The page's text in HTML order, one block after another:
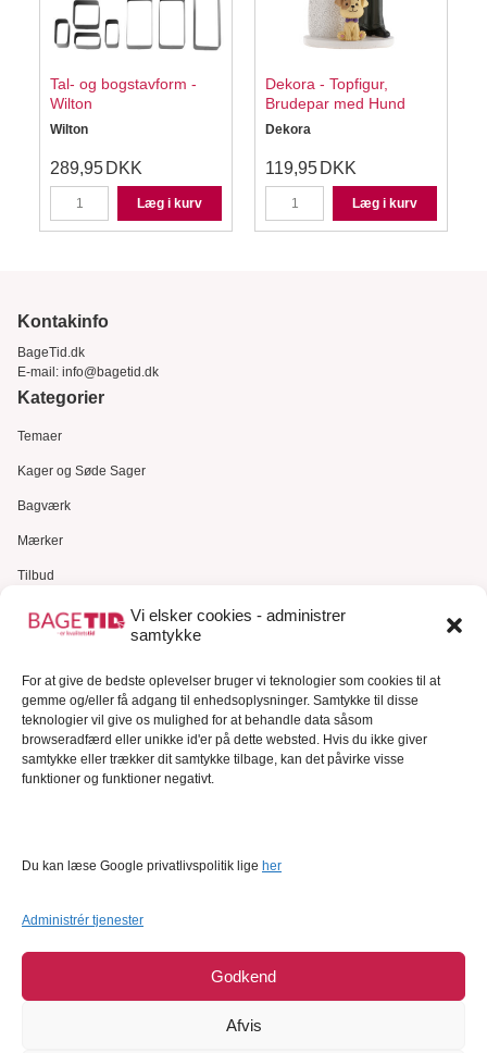
Vi elsker cookies - administrer
samtykke
For at give de bedste oplevelser bruger vi teknologier som cookies til at
gemme og/eller få adgang til enhedsoplysninger. Samtykke til disse
teknologier vil give os mulighed for at behandle data såsom
browseradfærd eller unikke id'er på dette websted. Hvis du ikke giver
samtykke eller trækker dit samtykke tilbage, kan det påvirke visse
funktioner og funktioner negativt.
Du kan læse Google privatlivspolitik lige her
Administrér tjenester
Godkend
Afvis
Tal- og bogstavform -
Wilton
Wilton
289,95 DKK
Læg i kurv
Dekora - Topfigur,
Brudepar med Hund
Dekora
119,95 DKK
Læg i kurv
Kontakinfo
BageTid.dk
E-mail: info@bagetid.dk
Kategorier
Temaer
Kager og Søde Sager
Bagværk
Mærker
Tilbud
Gavekort
Kundeservice
Kundeservice
FAQ – Ofte stillede spørgsmål
Om Bagetid.dk
Se Fødevarestyrelsens smiley-rapporter